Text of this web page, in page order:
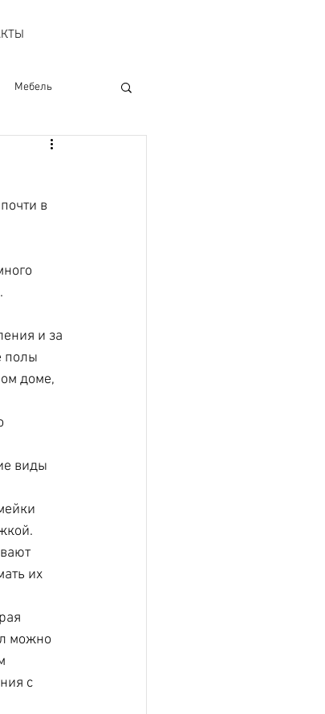
Мебель
Публикации
в
и за
полы
доме,
виды
их
можно
с